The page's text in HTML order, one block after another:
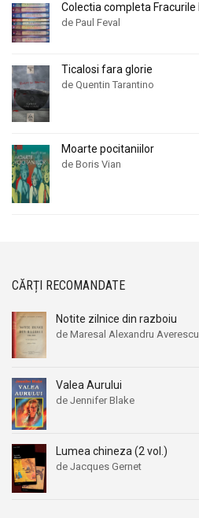
Alan Watts
Albert Bayet
Albert Camus
Albert Horace
Albert Ogien
Alberto Bevilacqua
Alberto Martini
Alberto Moravia
Aleksa Celebonovic
Alessandro Parronchi
Alex Mihai Stoenescu
Alexandr Soljenitin
Alexandra Jones
Alexandra Mosneaga
Alan Watts
Albert Bayet
Albert Camus
Albert Horace
Albert Ogien
Alberto Bevilacqua
Alberto Martini
Alberto Moravia
Aleksa Celebonovic
Alessandro Parronchi
Alex Mihai Stoenescu
Alexandr Soljenitin
Alexandra Jones
Alexandra Mosneaga
Colectia completa Fracurile
de Paul Feval
Ticalosi fara glorie
de Quentin Tarantino
Moarte pocitaniilor
de Boris Vian
CĂRȚI RECOMANDATE
Notite zilnice din razboiu
de Maresal Alexandru Averescu
Valea Aurului
de Jennifer Blake
Lumea chineza (2 vol.)
de Jacques Gernet